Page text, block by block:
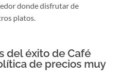
donde disfrutar de
platos.
del éxito de Café
de precios muy